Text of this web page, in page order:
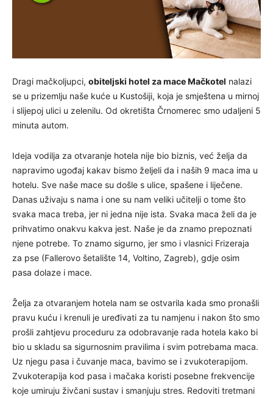
Dragi mačkoljupci, obiteljski hotel za mace Mačkotel nalazi
se u prizemlju naše kuće u Kustošiji, koja je smještena u mirnoj
i slijepoj ulici u zelenilu. Od okretišta Črnomerec smo udaljeni 5
minuta autom.
Ideja vodilja za otvaranje hotela nije bio biznis, već želja da
napravimo ugođaj kakav bismo željeli da i naših 9 maca ima u
hotelu. Sve naše mace su došle s ulice, spašene i liječene.
Danas uživaju s nama i one su nam veliki učitelji o tome što
svaka maca treba, jer ni jedna nije ista. Svaka maca želi da je
prihvatimo onakvu kakva jest. Naše je da znamo prepoznati
njene potrebe. To znamo sigurno, jer smo i vlasnici Frizeraja
za pse (Fallerovo šetalište 14, Voltino, Zagreb), gdje osim
pasa dolaze i mace.
Želja za otvaranjem hotela nam se ostvarila kada smo pronašli
pravu kuću i krenuli je uređivati za tu namjenu i nakon što smo
prošli zahtjevu proceduru za odobravanje rada hotela kako bi
bio u skladu sa sigurnosnim pravilima i svim potrebama maca.
Uz njegu pasa i čuvanje maca, bavimo se i zvukoterapijom.
Zvukoterapija kod pasa i mačaka koristi posebne frekvencije
koje umiruju živčani sustav i smanjuju stres. Redoviti tretmani